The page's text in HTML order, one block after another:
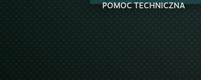
POMOC TECHNICZNA